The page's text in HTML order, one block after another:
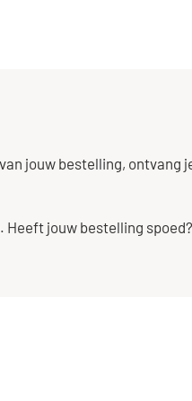
jouw bestelling, ontvang
jouw bestelling